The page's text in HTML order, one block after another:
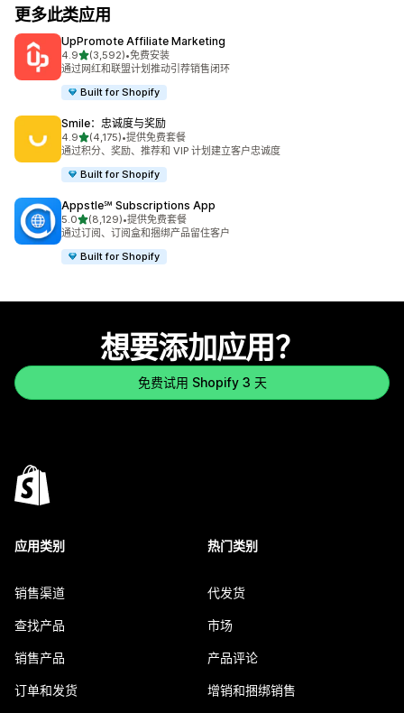
更多此类应用
UpPromote Affiliate Marketing
4.9星（满分 5 星）
(3,592)
总共 3592 条评论
•免费安装
通过网红和联盟计划推动引荐销售闭环
Built for Shopify
Smile：忠诚度与奖励
4.9星（满分 5 星）
(4,175)
总共 4175 条评论
•提供免费套餐
通过积分、奖励、推荐和 VIP 计划建立客户忠诚度
Built for Shopify
Appstle℠ Subscriptions App
5.0星（满分 5 星）
(8,129)
总共 8129 条评论
•提供免费套餐
通过订阅、订阅盒和捆绑产品留住客户
Built for Shopify
想要添加应用？
免费试用 Shopify 3 天
应用类别
销售渠道
查找产品
销售产品
订单和发货
热门类别
代发货
市场
产品评论
增销和捆绑销售